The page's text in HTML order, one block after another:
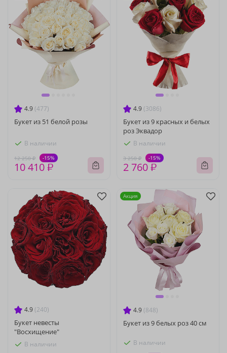
4.9 (477)
Букет из 51 белой розы
В наличии
12 250 ₽ -15%
10 410 ₽
4.9 (3086)
Букет из 9 красных и белых
роз Эквадор
В наличии
3 250 ₽ -15%
2 760 ₽
4.9 (240)
Букет невесты
"Восхищение"
В наличии
4.9 (848)
Букет из 9 белых роз 40 см
В наличии
Акция